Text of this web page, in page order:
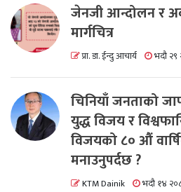
जेनजी आन्दोलन र
मार्गचित्र
प्रा. डा. ईन्दु आचार्य भदौ २९
चिनियाँ जनताको
युद्ध विजय र
विजयको ८० औं
मनाउनुपर्दछ ?
KTM Dainik भदौ १४